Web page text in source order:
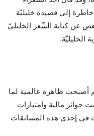
خاطرة إلى قصيدة خليليّة
عن كتابة الشّعر الخليليّ
الخليليّة.
أصبحت ظاهرة عالمية لما
مالية وامتيازات
في إحدى هذه المسابقات